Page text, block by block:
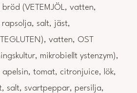
bröd (VETEMJÖL, vatten,
rapsolja, salt, jäst,
vatten, OST
mikrobiellt ystenzym),
apelsin, tomat, citronjuice, lök,
salt, svartpeppar, persilja,